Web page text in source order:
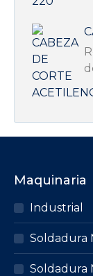
Maquinaria
Industrial
Soldadura
Soldadura